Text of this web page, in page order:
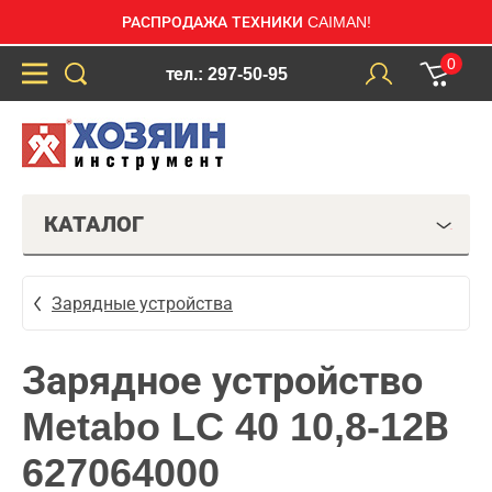
РАСПРОДАЖА ТЕХНИКИ CAIMAN!
тел.: 297-50-95
0
КАТАЛОГ
Зарядные устройства
Зарядное устройство
Metabo LC 40 10,8-12В
627064000